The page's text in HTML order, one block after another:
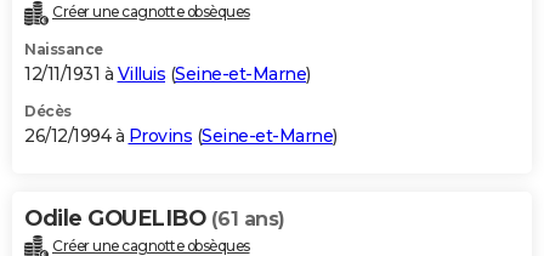
Créer une cagnotte obsèques
Naissance
12/11/1931 à Villuis (Seine-et-Marne)
Décès
26/12/1994 à Provins (Seine-et-Marne)
Odile GOUELIBO (61 ans)
Créer une cagnotte obsèques